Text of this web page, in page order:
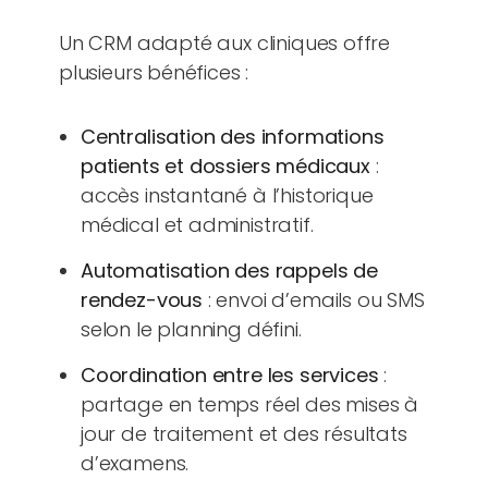
Un CRM adapté aux cliniques offre
plusieurs bénéfices :
Centralisation des informations
patients et dossiers médicaux:
accès instantané à l’historique
médical et administratif.
Automatisation des rappels de
rendez-vous : envoi d’emails ou SMS
selon le planning défini.
Coordination entre les services :
partage en temps réel des mises à
jour de traitement et des résultats
d’examens.